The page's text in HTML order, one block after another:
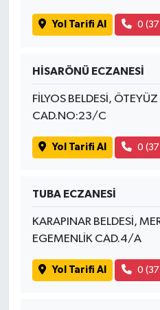
Yol Tarifi Al 0
HİSARÖNÜ ECZANESİ
FİLYOS BELDESİ,
CAD.NO:23/C
Yol Tarifi Al 0
TUBA ECZANESİ
KARAPINAR BELDESİ,
EGEMENLİK CAD.4/A
Yol Tarifi Al 0